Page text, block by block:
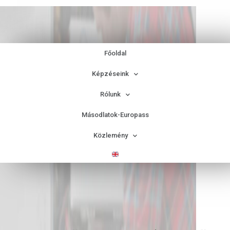
Főoldal
Képzéseink
Rólunk
Másodlatok-Europass
Közlemény